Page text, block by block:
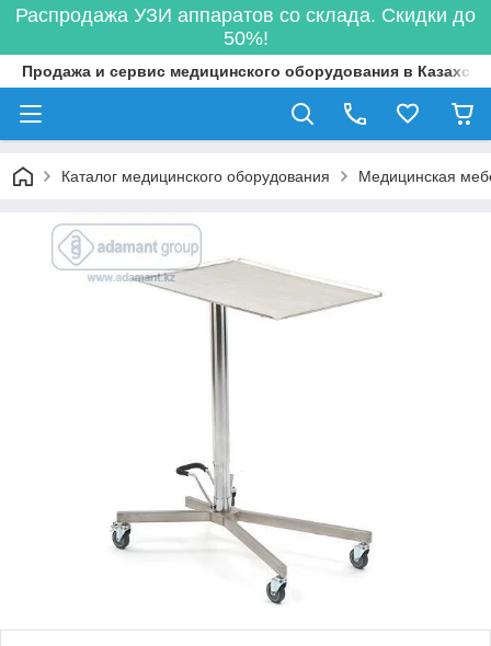
Распродажа УЗИ аппаратов со склада. Скидки до
50%!
Продажа и сервис медицинского оборудования в
Каталог медицинского оборудования Медицинская